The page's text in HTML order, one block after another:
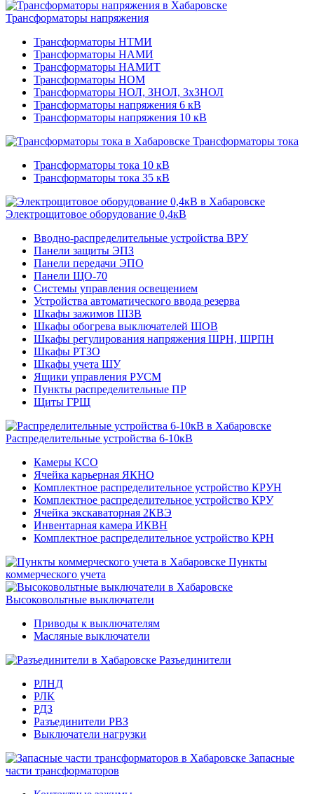
Трансформаторы напряжения
Трансформаторы НТМИ
Трансформаторы НАМИ
Трансформаторы НАМИТ
Трансформаторы НОМ
Трансформаторы НОЛ, ЗНОЛ, 3хЗНОЛ
Трансформаторы напряжения 6 кВ
Трансформаторы напряжения 10 кВ
Трансформаторы тока
Трансформаторы тока 10 кВ
Трансформаторы тока 35 кВ
Электрощитовое оборудование 0,4кВ
Вводно-распределительные устройства ВРУ
Панели защиты ЭПЗ
Панели передачи ЭПО
Панели ЩО-70
Системы управления освещением
Устройства автоматического ввода резерва
Шкафы зажимов ШЗВ
Шкафы обогрева выключателей ШОВ
Шкафы регулирования напряжения ШРН, ШРПН
Шкафы РТЗО
Шкафы учета ШУ
Ящики управления РУСМ
Пункты распределительные ПР
Щиты ГРЩ
Распределительные устройства 6-10кВ
Камеры КСО
Ячейка карьерная ЯКНО
Комплектное распределительное устройство КРУН
Комплектное распределительное устройство КРУ
Ячейка экскаваторная 2КВЭ
Инвентарная камера ИКВН
Комплектное распределительное устройство КРН
Пункты
коммерческого учета
Высоковольтные выключатели
Приводы к выключателям
Масляные выключатели
Разъединители
РЛНД
РЛК
РДЗ
Разъединители РВЗ
Выключатели нагрузки
Запасные
части трансформаторов